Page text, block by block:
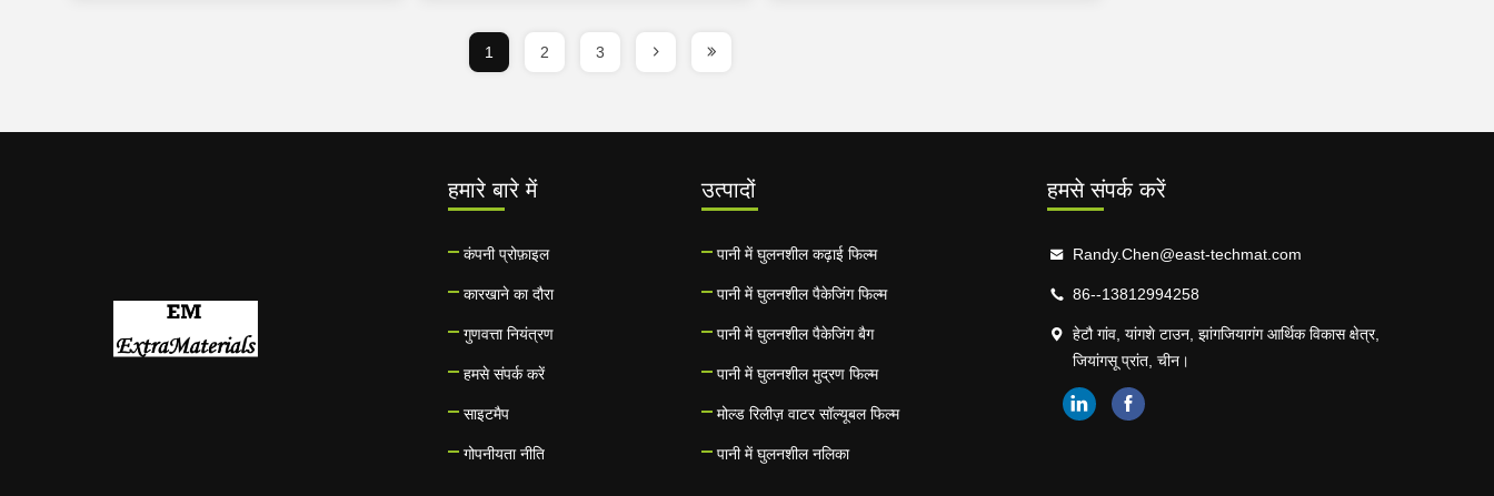
1 2 3
हमारे बारे में
कंपनी प्रोफ़ाइल
कारखाने का दौरा
गुणवत्ता नियंत्रण
हमसे संपर्क करें
साइटमैप
गोपनीयता नीति
उत्पादों
पानी में घुलनशील कढ़ाई फिल्म
पानी में घुलनशील पैकेजिंग फिल्म
पानी में घुलनशील पैकेजिंग बैग
पानी में घुलनशील मुद्रण फिल्म
मोल्ड रिलीज़ वाटर सॉल्यूबल फिल्म
पानी में घुलनशील नलिका
हमसे संपर्क करें
Randy.Chen@east-techmat.com
86--13812994258
हेटौ गांव, यांगशे टाउन, झांगजियागंग आर्थिक विकास क्षेत्र,
जियांगसू प्रांत, चीन।